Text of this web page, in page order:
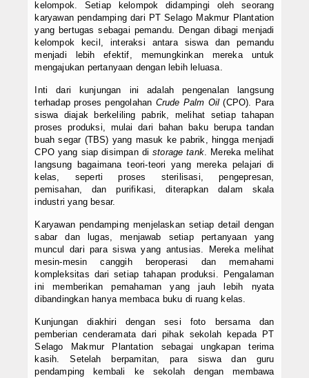
kelompok. Setiap kelompok didampingi oleh seorang
karyawan pendamping dari PT Selago Makmur Plantation
yang bertugas sebagai pemandu. Dengan dibagi menjadi
kelompok kecil, interaksi antara siswa dan pemandu
menjadi lebih efektif, memungkinkan mereka untuk
mengajukan pertanyaan dengan lebih leluasa.
Inti dari kunjungan ini adalah pengenalan langsung
terhadap proses pengolahan Crude Palm Oil (CPO). Para
siswa diajak berkeliling pabrik, melihat setiap tahapan
proses produksi, mulai dari bahan baku berupa tandan
buah segar (TBS) yang masuk ke pabrik, hingga menjadi
CPO yang siap disimpan distorage tank. Mereka melihat
langsung bagaimana teori-teori yang mereka pelajari di
kelas, seperti proses sterilisasi, pengepresan,
pemisahan, dan purifikasi, diterapkan dalam skala
industri yang besar.
Karyawan pendamping menjelaskan setiap detail dengan
sabar dan lugas, menjawab setiap pertanyaan yang
muncul dari para siswa yang antusias. Mereka melihat
mesin-mesin canggih beroperasi dan memahami
kompleksitas dari setiap tahapan produksi. Pengalaman
ini memberikan pemahaman yang jauh lebih nyata
dibandingkan hanya membaca buku di ruang kelas.
Kunjungan diakhiri dengan sesi foto bersama dan
pemberian cenderamata dari pihak sekolah kepada PT
Selago Makmur Plantation sebagai ungkapan terima
kasih. Setelah berpamitan, para siswa dan guru
pendamping kembali ke sekolah dengan membawa